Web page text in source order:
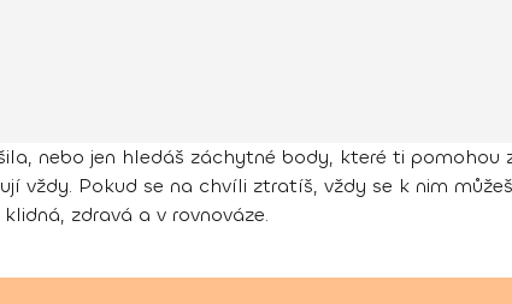
nebo jen hledáš záchytné body, které ti pomohou
vždy. Pokud se na chvíli ztratíš, vždy se k nim
zdravá a v rovnováze.